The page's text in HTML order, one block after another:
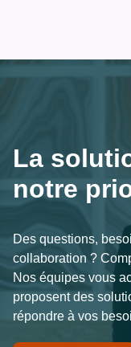
La
notre
Des questions,
collaboration ?
Nos équipes vous
proposent des
répondre à vos